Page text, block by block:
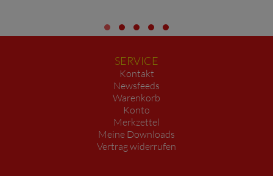
SERVICE
Kontakt
Newsfeeds
Warenkorb
Konto
Merkzettel
Meine Downloads
Vertrag widerrufen